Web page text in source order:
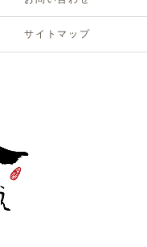
サイトマップ